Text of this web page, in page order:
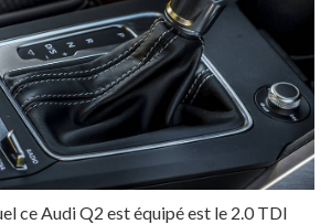
ce Audi Q2 est équipé est le 2.0 TDI